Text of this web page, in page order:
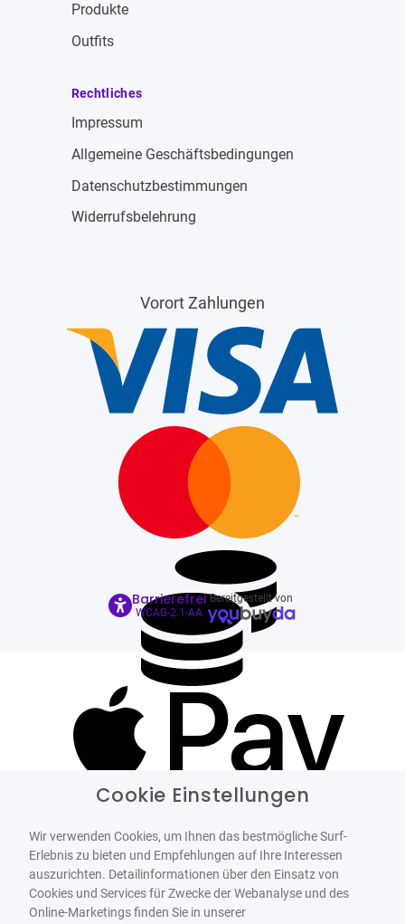
Produkte
Outfits
Rechtliches
Impressum
Allgemeine Geschäftsbedingungen
Datenschutzbestimmungen
Widerrufsbelehrung
Vorort Zahlungen
Barrierefrei
WCAG-2.1-AA
Bereitgestellt von
Cookie Einstellungen
Wir verwenden Cookies, um Ihnen das bestmögliche Surf-
Erlebnis zu bieten und Empfehlungen auf Ihre Interessen
auszurichten. Detailinformationen über den Einsatz von
Cookies und Services für Zwecke der Webanalyse und des
Online-Marketings finden Sie in unserer